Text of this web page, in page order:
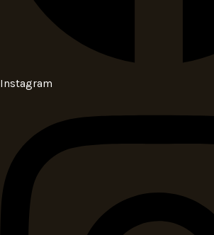
Instagram